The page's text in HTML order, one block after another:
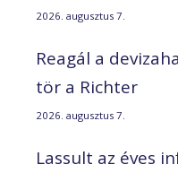
2026. augusztus 7.
Reagál a
tör a Richter
2026. augusztus 7.
Lassult az éves